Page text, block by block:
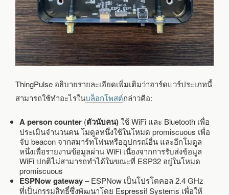
ThingPulse อธิบายรายละเอียดเพิ่มเติมว่าฮาร์ดแวร์ประเภทนี้
สามารถใช้ทำอะไรในบล็อกโพสต์กล่าวคือ:
A person counter(ตัวนับคน)ใช้ WiFi และ Bluetooth เพื่อ
ประเมินจำนวนคน โมดูลหนึ่งใช้ในโหมด promiscuous เพื่อ
จับ beacon จากสมาร์ทโฟนหรืออุปกรณ์อื่น และอีกโมดูล
หนึ่งเพื่อรายงานข้อมูลผ่าน WiFi เนื่องจากการรับส่งข้อมูล
WiFi ปกติไม่สามารถทำได้ในขณะที่ ESP32 อยู่ในโหมด
promiscuous
ESPNow gateway– ESPNow เป็นโปรโตคอล 2.4 GHz
ที่เป็นกรรมสิทธิ์ซึ่งพัฒนาโดย Espressif Systems เพื่อให้